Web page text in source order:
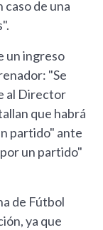
de una
un ingreso
"Se
al Director
que habrá
partido" ante
un partido"
de Fútbol
ya que